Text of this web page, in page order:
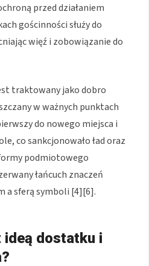
przed działaniem
gościnności służy do
więź i zobowiązanie do
traktowany jako dobro
w ważnych punktach
do nowego miejsca i
co sankcjonowało ład oraz
podmiotowego
łańcuch znaczeń
a sferą symboli [4][6].
ideą dostatku i